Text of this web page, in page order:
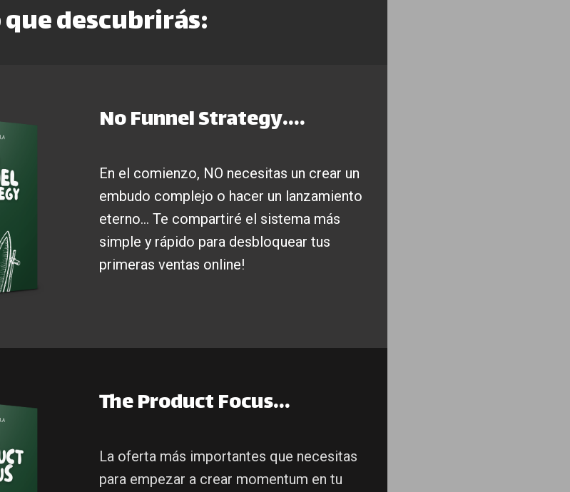
que descubrirás:
No Funnel Strategy....
En el comienzo, NO necesitas un crear un
embudo complejo o hacer un lanzamiento
eterno... Te compartiré el sistema más
simple y rápido para desbloquear tus
primeras ventas online!
The Product Focus...
La oferta más importantes que necesitas
para empezar a crear momentum en tu